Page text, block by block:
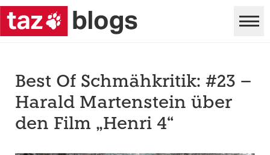
Best Of Schmähkritik: #23 –
Harald Martenstein über
den Film „Henri 4“